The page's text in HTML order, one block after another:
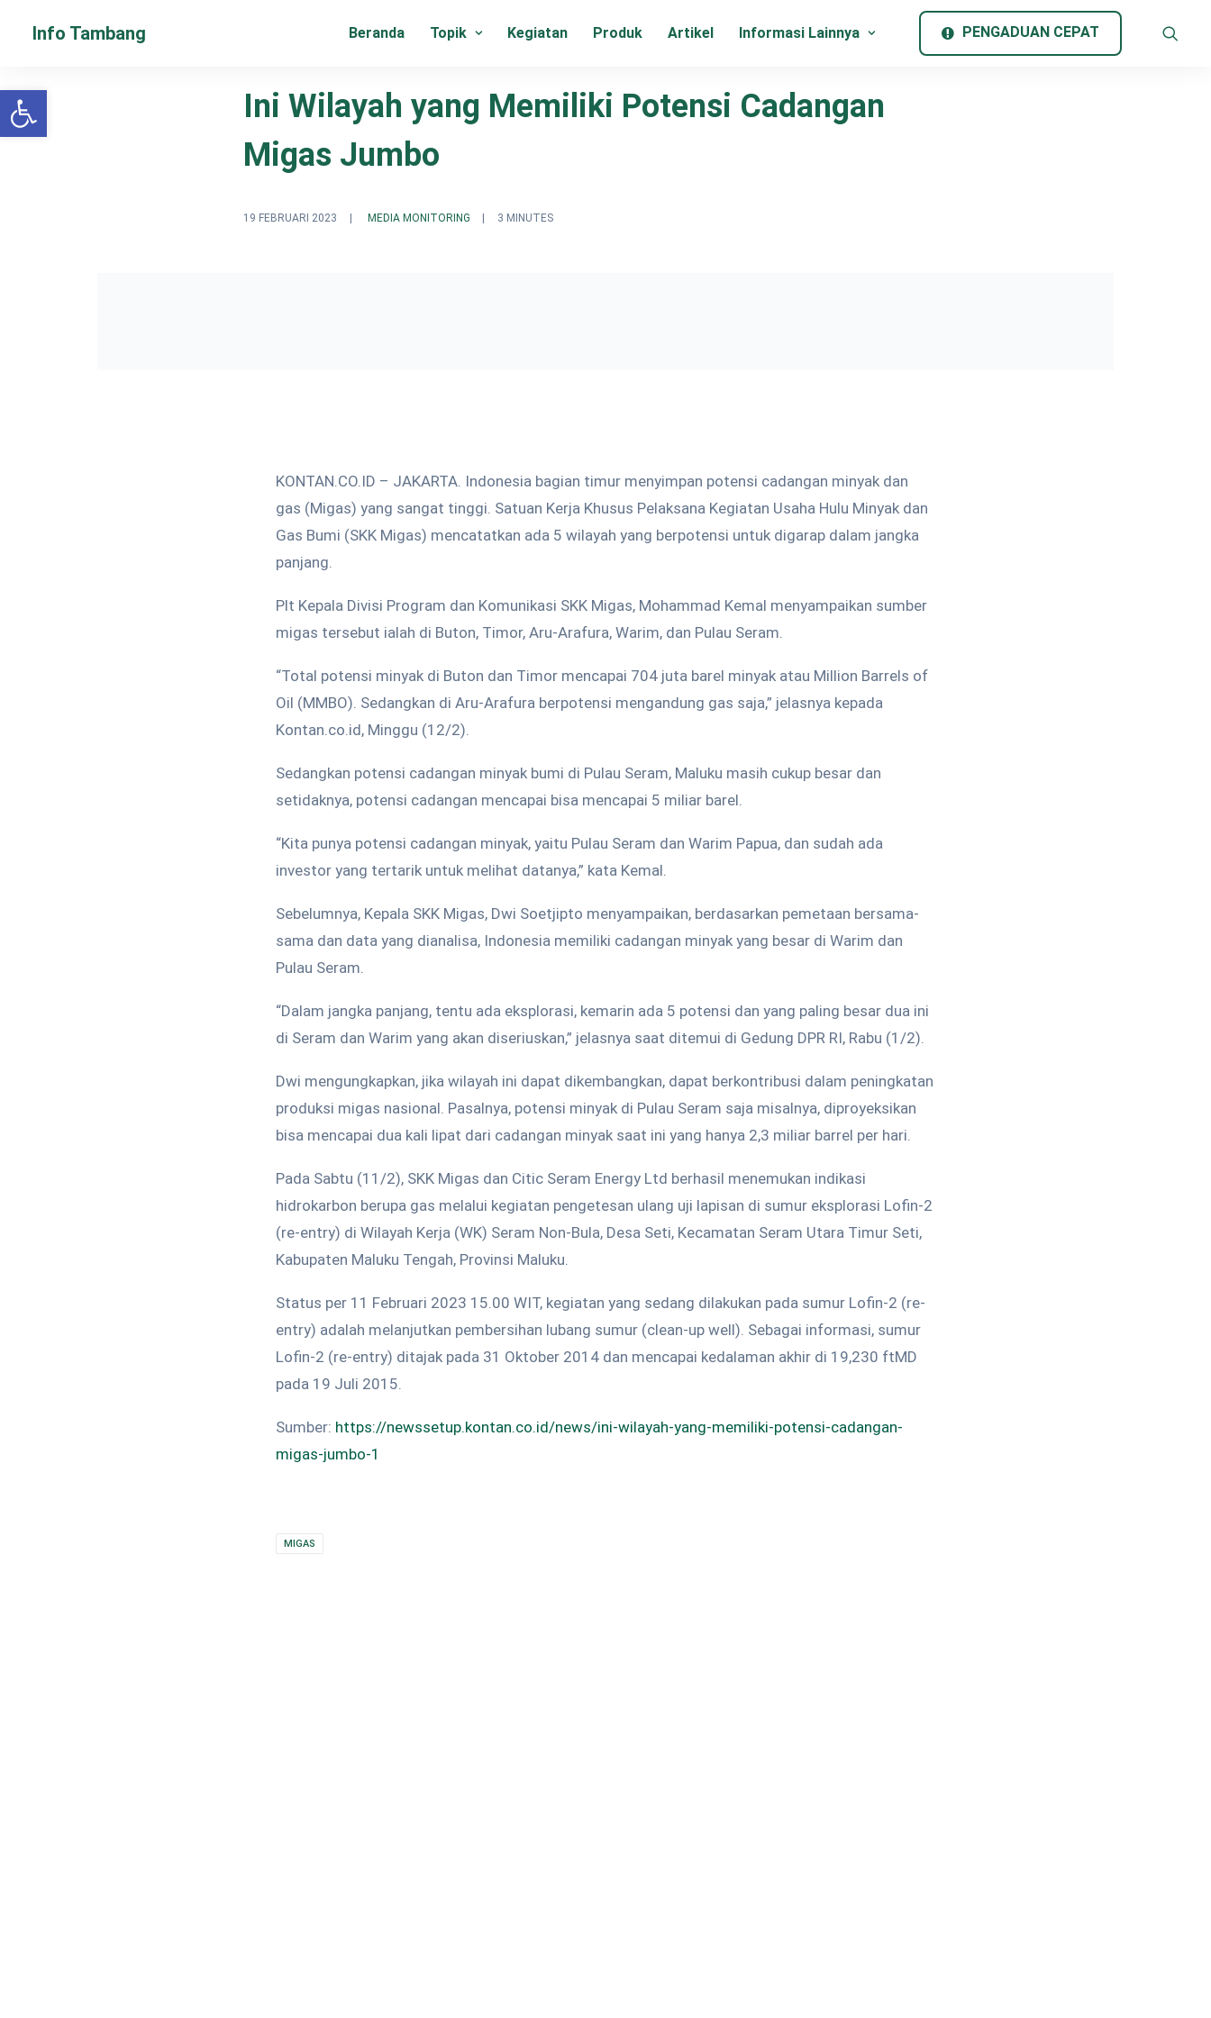
Info Tambang Beranda Topik Kegiatan Produk Artikel Informasi Lainnya PENGADUAN CEPAT
Ini Wilayah yang Memiliki Potensi Cadangan
Migas Jumbo
19 FEBRUARI 2023 MEDIA MONITORING 3 MINUTES
KONTAN.CO.ID – JAKARTA. Indonesia bagian timur menyimpan potensi cadangan minyak dan
gas (Migas) yang sangat tinggi. Satuan Kerja Khusus Pelaksana Kegiatan Usaha Hulu Minyak dan
Gas Bumi (SKK Migas) mencatatkan ada 5 wilayah yang berpotensi untuk digarap dalam jangka
panjang.
Plt Kepala Divisi Program dan Komunikasi SKK Migas, Mohammad Kemal menyampaikan sumber
migas tersebut ialah di Buton, Timor, Aru-Arafura, Warim, dan Pulau Seram.
“Total potensi minyak di Buton dan Timor mencapai 704 juta barel minyak atau Million Barrels of
Oil (MMBO). Sedangkan di Aru-Arafura berpotensi mengandung gas saja,” jelasnya kepada
Kontan.co.id, Minggu (12/2).
Sedangkan potensi cadangan minyak bumi di Pulau Seram, Maluku masih cukup besar dan
setidaknya, potensi cadangan mencapai bisa mencapai 5 miliar barel.
“Kita punya potensi cadangan minyak, yaitu Pulau Seram dan Warim Papua, dan sudah ada
investor yang tertarik untuk melihat datanya,” kata Kemal.
Sebelumnya, Kepala SKK Migas, Dwi Soetjipto menyampaikan, berdasarkan pemetaan bersama-
sama dan data yang dianalisa, Indonesia memiliki cadangan minyak yang besar di Warim dan
Pulau Seram.
“Dalam jangka panjang, tentu ada eksplorasi, kemarin ada 5 potensi dan yang paling besar dua ini
di Seram dan Warim yang akan diseriuskan,” jelasnya saat ditemui di Gedung DPR RI, Rabu (1/2).
Dwi mengungkapkan, jika wilayah ini dapat dikembangkan, dapat berkontribusi dalam peningkatan
produksi migas nasional. Pasalnya, potensi minyak di Pulau Seram saja misalnya, diproyeksikan
bisa mencapai dua kali lipat dari cadangan minyak saat ini yang hanya 2,3 miliar barrel per hari.
Pada Sabtu (11/2), SKK Migas dan Citic Seram Energy Ltd berhasil menemukan indikasi
hidrokarbon berupa gas melalui kegiatan pengetesan ulang uji lapisan di sumur eksplorasi Lofin-2
(re-entry) di Wilayah Kerja (WK) Seram Non-Bula, Desa Seti, Kecamatan Seram Utara Timur Seti,
Kabupaten Maluku Tengah, Provinsi Maluku.
Status per 11 Februari 2023 15.00 WIT, kegiatan yang sedang dilakukan pada sumur Lofin-2 (re-
entry) adalah melanjutkan pembersihan lubang sumur (clean-up well). Sebagai informasi, sumur
Lofin-2 (re-entry) ditajak pada 31 Oktober 2014 dan mencapai kedalaman akhir di 19,230 ftMD
pada 19 Juli 2015.
Sumber: https://newssetup.kontan.co.id/news/ini-wilayah-yang-memiliki-potensi-cadangan-
migas-jumbo-1
MIGAS
Open toolbar